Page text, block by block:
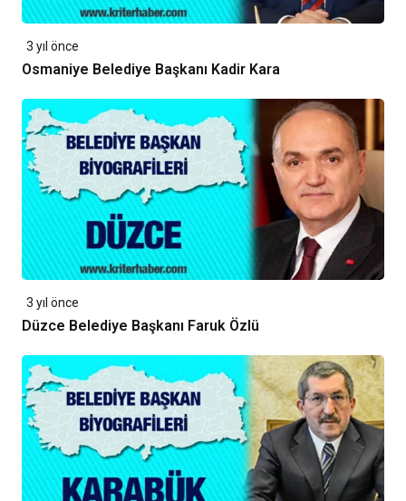
3 yıl önce
Osmaniye Belediye Başkanı Kadir Kara
3 yıl önce
Düzce Belediye Başkanı Faruk Özlü